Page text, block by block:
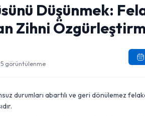
Düşünmek:
Zihni
görüntülenme
durumları abartılı ve geri dönülemez